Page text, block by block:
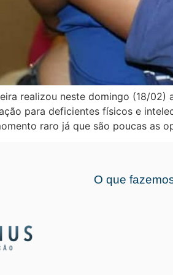
realizou neste domingo (18/
para deficientes físicos e
raro já que são poucas as
O que